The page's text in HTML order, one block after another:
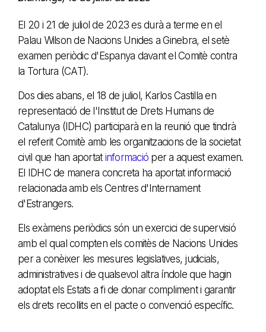
El 20 i 21 de juliol de 2023 es durà a terme en el
Palau Wilson de Nacions Unides a Ginebra, el setè
examen periòdic d'Espanya davant el Comitè contra
la Tortura (CAT).
Dos dies abans, el 18 de juliol, Karlos Castilla en
representació de l'Institut de Drets Humans de
Catalunya (IDHC) participarà en la reunió que tindrà
el referit Comitè amb les organitzacions de la societat
civil que han aportat informació per a aquest examen.
El IDHC de manera concreta ha aportat informació
relacionada amb els Centres d'Internament
d'Estrangers.
Els exàmens periòdics són un exercici de supervisió
amb el qual compten els comitès de Nacions Unides
per a conèixer les mesures legislatives, judicials,
administratives i de qualsevol altra índole que hagin
adoptat els Estats a fi de donar compliment i garantir
els drets recollits en el pacte o convenció específic.